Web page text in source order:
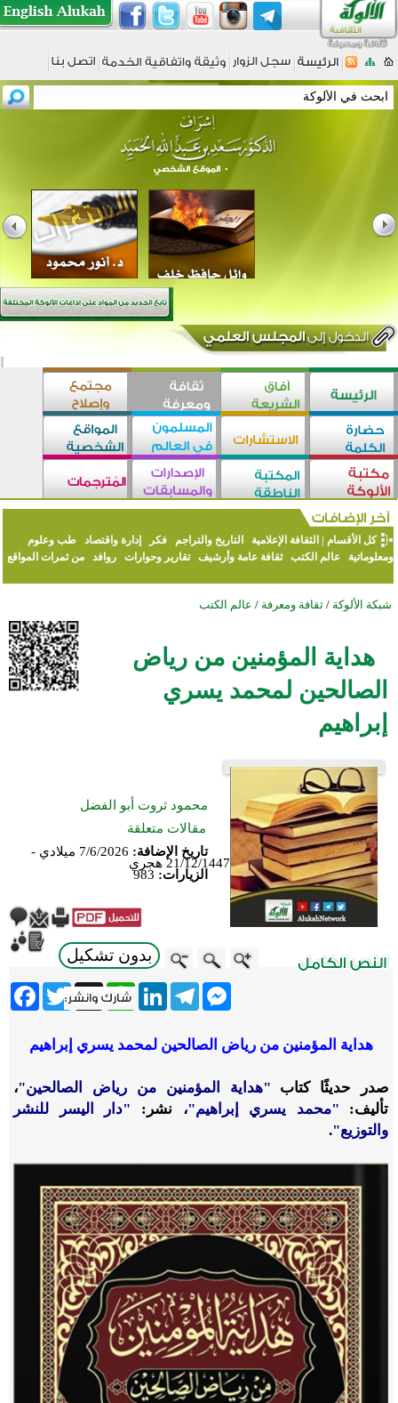
كل الأقسام الثقافة الإعلامية التاريخ والتراجم فكر إدارة واقتصاد
طب وعلوم
ومعلوماتية
عالم الكتب ثقافة عامة وأرشيف تقارير وحوارات روافد من ثمرات المواقع
شبكة الألوكة / ثقافة ومعرفة / عالم الكتب
هداية المؤمنين من رياض
الصالحين لمحمد يسري
إبراهيم
محمود ثروت أبو الفضل
مقالات متعلقة
تاريخ الإضافة:
7/6/2026 ميلادي -
21/12/1447 هجري
الزيارات: 983
بدون تشكيل
Twitter X
WhatsApp
LinkedInTelegram
Messenger
هداية المؤمنين من رياض الصالحين لمحمد يسري إبراهيم
صدر حديثًا كتاب "هداية المؤمنين من رياض الصالحين"،
تأليف: "محمد يسري إبراهيم"، نشر: "دار اليسر للنشر
والتوزيع".